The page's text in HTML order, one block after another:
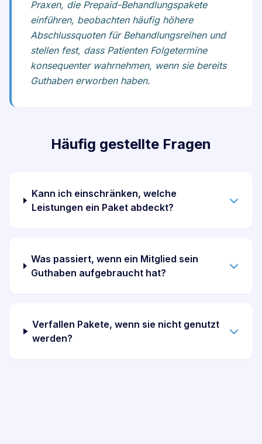
Praxen, die Prepaid-Behandlungspakete
einführen, beobachten häufig höhere
Abschlussquoten für Behandlungsreihen und
stellen fest, dass Patienten Folgetermine
konsequenter wahrnehmen, wenn sie bereits
Guthaben erworben haben.
Häufig gestellte Fragen
Kann ich einschränken, welche
Leistungen ein Paket abdeckt?
Was passiert, wenn ein Mitglied sein
Guthaben aufgebraucht hat?
Verfallen Pakete, wenn sie nicht genutzt
werden?